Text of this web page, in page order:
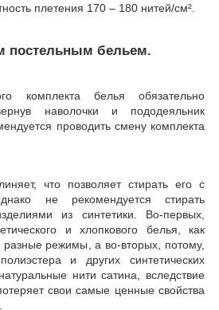
плетения 170 – 180 нитей/см².
постельным бельем.
комплекта белья обязательно
наволочки и пододеяльник
проводить смену комплекта
что позволяет стирать его с
не рекомендуется стирать
из синтетики. Во-первых,
и хлопкового белья, как
разные режимы, а во-вторых, потому,
и других синтетических
нити сатина, вследствие
свои самые ценные свойства